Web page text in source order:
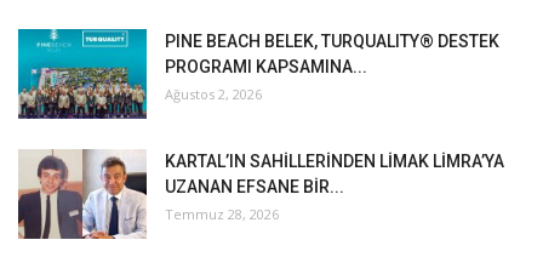
PINE BEACH BELEK, TURQUALITY® DESTEK
PROGRAMI KAPSAMINA...
Ağustos 2, 2026
KARTAL’IN SAHİLLERİNDEN LİMAK LİMRA’YA
UZANAN EFSANE BİR...
Temmuz 28, 2026